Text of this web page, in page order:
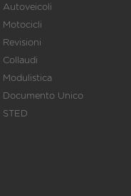
Autoveicoli
Motocicli
Revisioni
Collaudi
Modulistica
Documento Unico
STED